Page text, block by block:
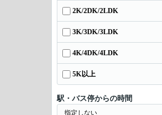
2K/2DK/2LDK
3K/3DK/3LDK
4K/4DK/4LDK
5K以上
駅・バス停からの時間